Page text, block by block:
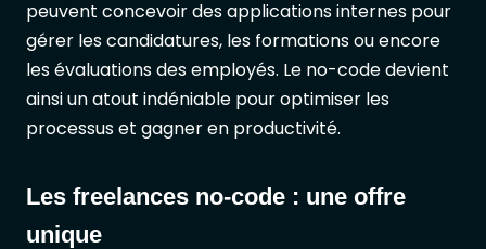
peuvent concevoir des applications internes pour
gérer les candidatures, les formations ou encore
les évaluations des employés. Le no-code devient
ainsi un atout indéniable pour optimiser les
processus et gagner en productivité.
Les freelances no-code : une offre
unique